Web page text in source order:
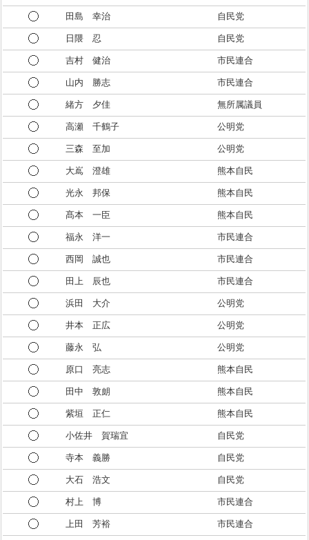
田島 幸治 自民党
日隈 忍 自民党
吉村 健治 市民連合
山内 勝志 市民連合
緒方 夕佳 無所属議員
高瀬 千鶴子 公明党
三森 至加 公明党
大嶌 澄雄 熊本自民
光永 邦保 熊本自民
髙本 一臣 熊本自民
福永 洋一 市民連合
西岡 誠也 市民連合
田上 辰也 市民連合
浜田 大介 公明党
井本 正広 公明党
藤永 弘 公明党
原口 亮志 熊本自民
田中 敦朗 熊本自民
紫垣 正仁 熊本自民
小佐井 賀瑞宜 自民党
寺本 義勝 自民党
大石 浩文 自民党
村上 博 市民連合
上田 芳裕 市民連合